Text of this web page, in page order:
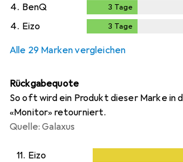
4. BenQ 3 Tage
4. Eizo 3 Tage
Alle 29 Marken vergleichen
Rückgabequote
So oft wird ein Produkt dieser Marke in
«Monitor» retourniert.
Quelle: Galaxus
11. Eizo